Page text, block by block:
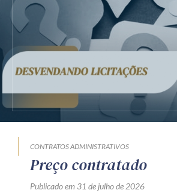
CONTRATOS ADMINISTRATIVOS
Preço contratado
Publicado em 31 de julho de 2026